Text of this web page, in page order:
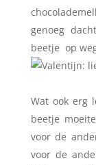
genoeg
beetje op
Wat ook erg
beetje
voor de
voor de